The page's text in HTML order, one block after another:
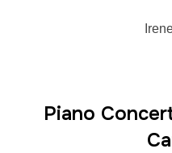
Piano